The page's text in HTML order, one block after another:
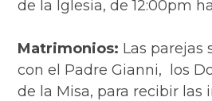
de la Iglesia, de 12:00pm
Matrimonios: Las parejas
con el Padre Gianni, los
de la Misa, para recibir las